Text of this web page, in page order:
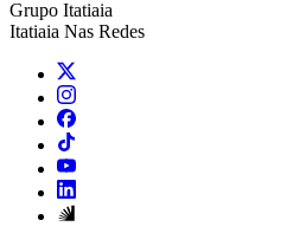
Grupo Itatiaia
Itatiaia Nas Redes